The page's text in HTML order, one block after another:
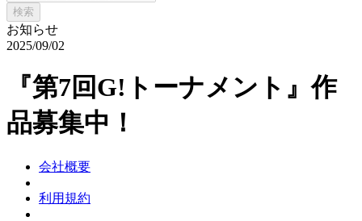
検索
お知らせ
2025/09/02
『第7回G!トーナメント』作
品募集中！
会社概要
利用規約